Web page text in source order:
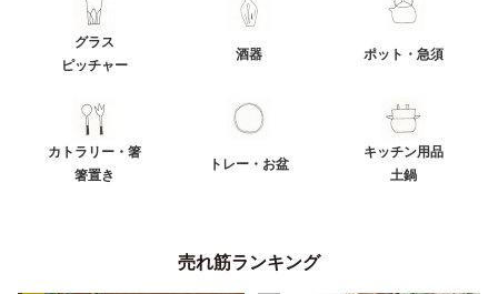
グラス
ピッチャー
酒器 ポット・急須
カトラリー・箸
箸置き
トレー・お盆
キッチン用品
土鍋
売れ筋ランキング